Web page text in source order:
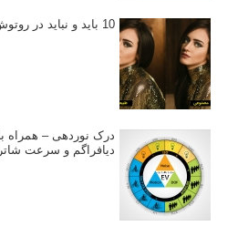
10 باید و نباید در روتوش عکس ها
دیافراگم و سرعت شاتر